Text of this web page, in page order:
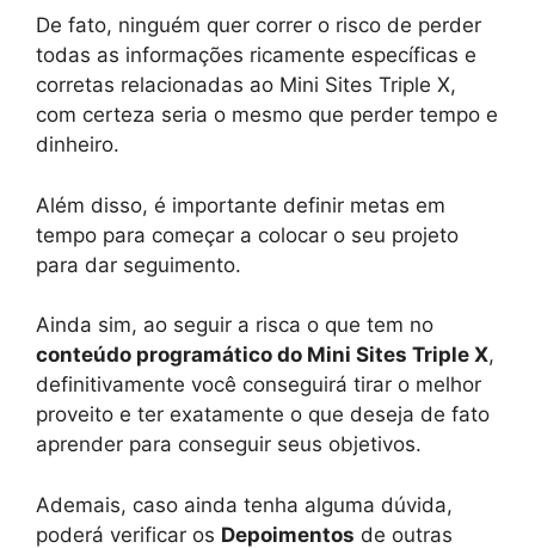
De fato, ninguém quer correr o risco de perder
todas as informações ricamente específicas e
corretas relacionadas ao Mini Sites Triple X,
com certeza seria o mesmo que perder tempo e
dinheiro.
Além disso, é importante definir metas em
tempo para começar a colocar o seu projeto
para dar seguimento.
Ainda sim, ao seguir a risca o que tem no
conteúdo programático do Mini Sites Triple X,
definitivamente você conseguirá tirar o melhor
proveito e ter exatamente o que deseja de fato
aprender para conseguir seus objetivos.
Ademais, caso ainda tenha alguma dúvida,
poderá verificar os Depoimentos de outras